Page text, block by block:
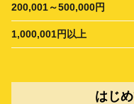
200,001～500,000円
1,000,001円以上
はじ